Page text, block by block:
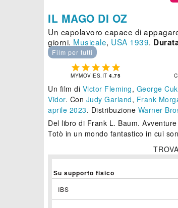
IL MAGO DI OZ
Un capolavoro capace di
giorni. Musicale, USA 1939.
Film per tutti
    
MYMOVIES.IT4.75
Un film di Victor Fleming, George
Vidor. Con Judy Garland, Frank
aprile 2023. Distribuzione Warner
Del libro di Frank L. Baum.
Totò in un mondo fantastico in cui
TROVA
Su supporto fisico
IBS